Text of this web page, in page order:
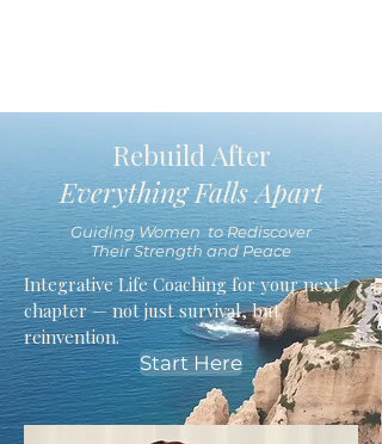
Rebuild After
Everything Falls Apart
Guiding Women to Rediscover
Their Strength and Peace
Integrative Life Coaching for your next
chapter — not just survival, but
reinvention.
Start Here